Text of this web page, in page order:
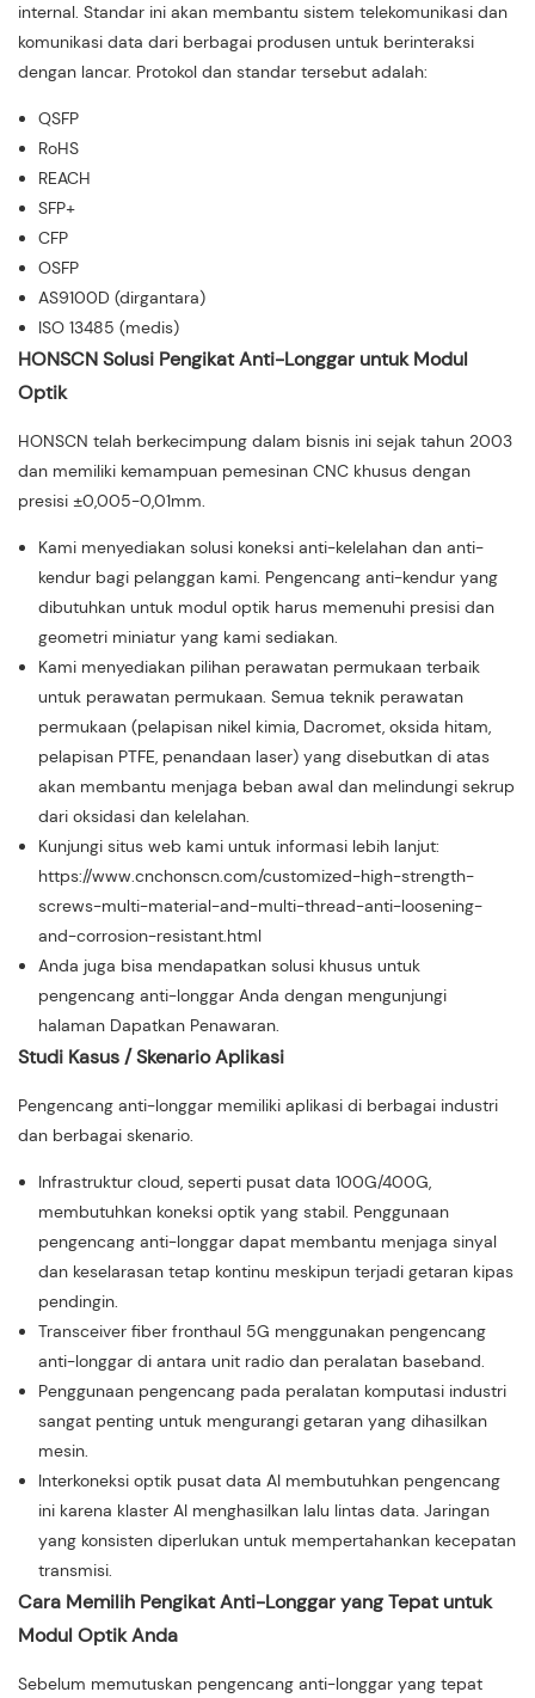
internal. Standar ini akan membantu sistem telekomunikasi dan
komunikasi data dari berbagai produsen untuk berinteraksi
dengan lancar. Protokol dan standar tersebut adalah:
QSFP
RoHS
REACH
SFP+
CFP
OSFP
AS9100D (dirgantara)
ISO 13485 (medis)
HONSCN Solusi Pengikat Anti-Longgar untuk Modul
Optik
HONSCN telah berkecimpung dalam bisnis ini sejak tahun 2003
dan memiliki kemampuan pemesinan CNC khusus dengan
presisi ±0,005-0,01mm.
Kami menyediakan solusi koneksi anti-kelelahan dan anti-
kendur bagi pelanggan kami. Pengencang anti-kendur yang
dibutuhkan untuk modul optik harus memenuhi presisi dan
geometri miniatur yang kami sediakan.
Kami menyediakan pilihan perawatan permukaan terbaik
untuk perawatan permukaan. Semua teknik perawatan
permukaan (pelapisan nikel kimia, Dacromet, oksida hitam,
pelapisan PTFE, penandaan laser) yang disebutkan di atas
akan membantu menjaga beban awal dan melindungi sekrup
dari oksidasi dan kelelahan.
Kunjungi situs web kami untuk informasi lebih lanjut:
https://www.cnchonscn.com/customized-high-strength-
screws-multi-material-and-multi-thread-anti-loosening-
and-corrosion-resistant.html
Anda juga bisa mendapatkan solusi khusus untuk
pengencang anti-longgar Anda dengan mengunjungi
halaman Dapatkan Penawaran.
Studi Kasus / Skenario Aplikasi
Pengencang anti-longgar memiliki aplikasi di berbagai industri
dan berbagai skenario.
Infrastruktur cloud, seperti pusat data 100G/400G,
membutuhkan koneksi optik yang stabil. Penggunaan
pengencang anti-longgar dapat membantu menjaga sinyal
dan keselarasan tetap kontinu meskipun terjadi getaran kipas
pendingin.
Transceiver fiber fronthaul 5G menggunakan pengencang
anti-longgar di antara unit radio dan peralatan baseband.
Penggunaan pengencang pada peralatan komputasi industri
sangat penting untuk mengurangi getaran yang dihasilkan
mesin.
Interkoneksi optik pusat data AI membutuhkan pengencang
ini karena klaster AI menghasilkan lalu lintas data. Jaringan
yang konsisten diperlukan untuk mempertahankan kecepatan
transmisi.
Cara Memilih Pengikat Anti-Longgar yang Tepat untuk
Modul Optik Anda
Sebelum memutuskan pengencang anti-longgar yang tepat